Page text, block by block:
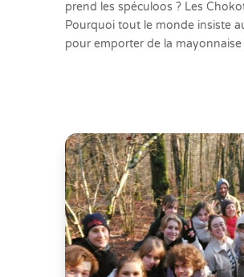
prend les spéculoos ? Les
Pourquoi tout le monde insiste
pour emporter de la mayonnaise